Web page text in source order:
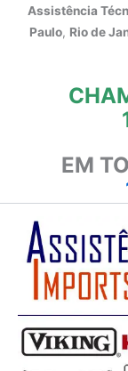
Assistência
Paulo, Rio de
EM